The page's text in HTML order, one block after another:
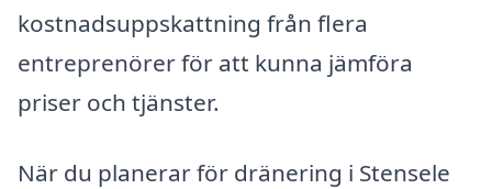
kostnadsuppskattning från flera
entreprenörer för att kunna jämföra
priser och tjänster.
När du planerar för dränering i Stensele